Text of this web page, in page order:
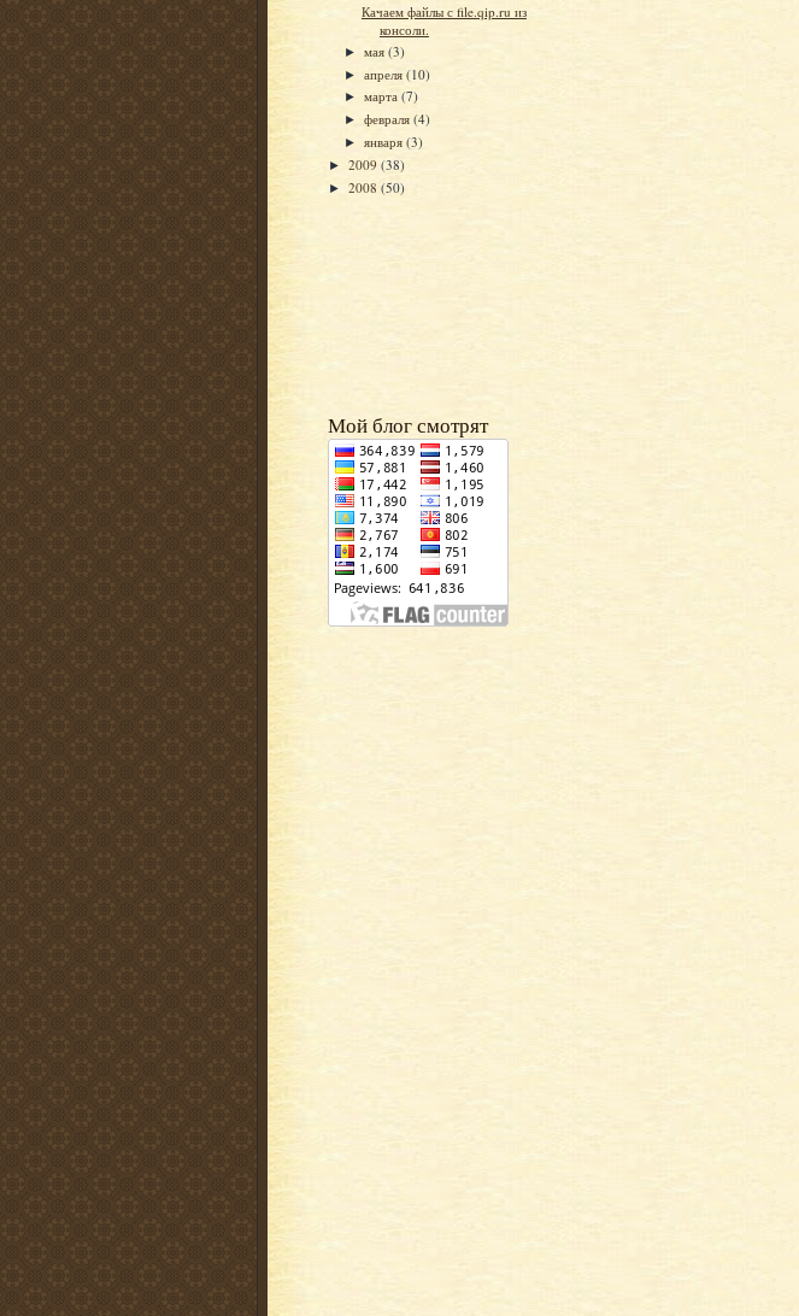
Качаем файлы с file.qip.ru из
консоли.
►мая(3)
►апреля(10)
►марта(7)
►февраля(4)
►января(3)
► 2009 (38)
► 2008 (50)
Мой блог смотрят